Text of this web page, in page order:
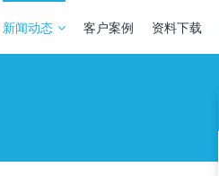
新闻动态 客户案例 资料下载